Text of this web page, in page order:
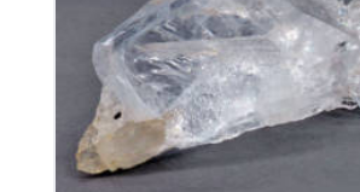
Cristal De Roche
50